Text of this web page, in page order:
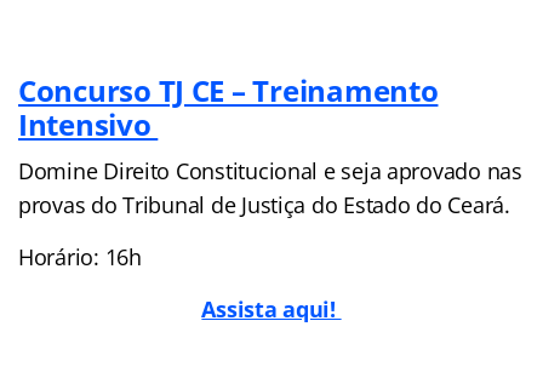
Concurso TJ CE – Treinamento
Intensivo
Domine Direito Constitucional e seja aprovado nas
provas do Tribunal de Justiça do Estado do Ceará.
Horário: 16h
Assista aqui!